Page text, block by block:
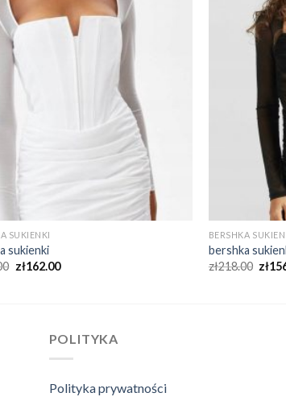
SUKIENKI
sukienki
zł162.00
BERSHKA
bershka
zł218.00 zł
POLITYKA
Polityka prywatności